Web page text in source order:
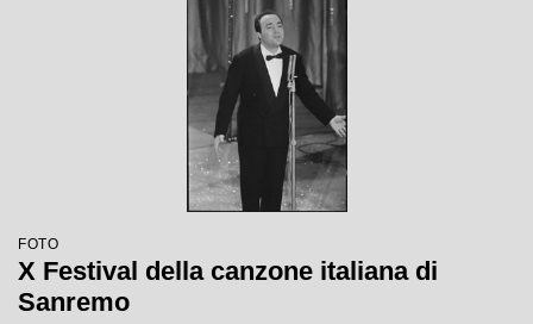
FOTO
X Festival della canzone italiana di
Sanremo